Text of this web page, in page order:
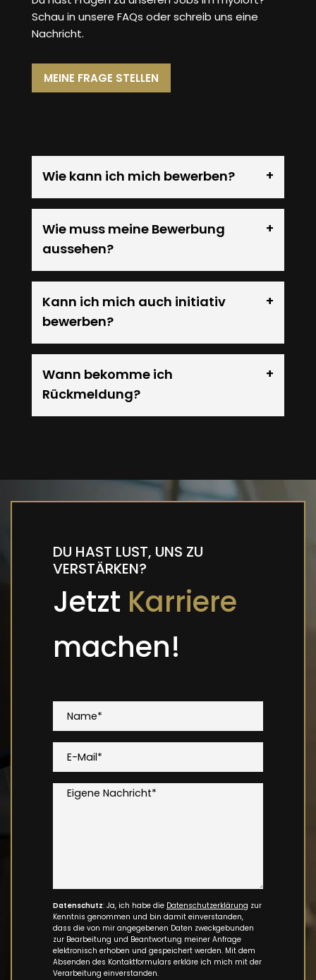
Schau in unsere FAQs oder schreib uns eine
Nachricht.
MEINE FRAGE STELLEN
Wie kann ich mich bewerben?
Wie muss meine Bewerbung
aussehen?
Kann ich mich auch initiativ
bewerben?
Wann bekomme ich
Rückmeldung?
Jetzt Karriere
machen!
DU HAST LUST, UNS ZU
VERSTÄRKEN?
Name*
E-Mail*
Eigene Nachricht*
Datenschutz: Ja, ich habe die Datenschutzerklärung zur
Kenntnis genommen und bin damit einverstanden,
dass die von mir angegebenen Daten zweckgebunden
zur Bearbeitung und Beantwortung meiner Anfrage
elektronisch erhoben und gespeichert werden. Mit dem
Absenden des Kontaktformulars erkläre ich mich mit der
Verarbeitung einverstanden.